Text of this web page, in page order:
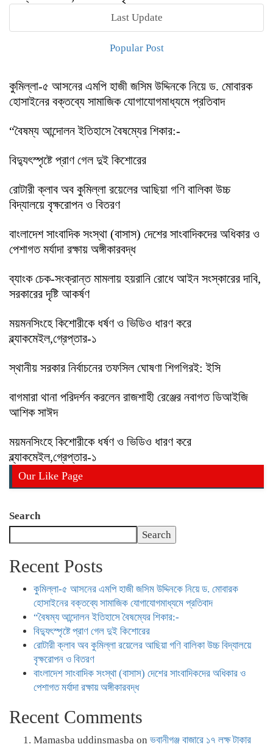
Last Update
Popular Post
কুমিল্লা-৫ আসনের এমপি হাজী জসিম উদ্দিনকে নিয়ে ড. মোবারক
হোসাইনের বক্তব্যে সামাজিক যোগাযোগমাধ্যমে প্রতিবাদ
“বৈষম্য আন্দোলন ইতিহাসে বৈষম্যের শিকার:-
বিদ্যুৎস্পৃষ্টে প্রাণ গেল দুই কিশোরের
রোটারী ক্লাব অব কুমিল্লা রয়েলের আছিয়া গণি বালিকা উচ্চ
বিদ্যালয়ে বৃক্ষরোপন ও বিতরণ
বাংলাদেশ সাংবাদিক সংস্থা (বাসাস) দেশের সাংবাদিকদের অধিকার ও
পেশাগত মর্যাদা রক্ষায় অঙ্গীকারবদ্ধ
ব্যাংক চেক-সংক্রান্ত মামলায় হয়রানি রোধে আইন সংস্কারের দাবি,
সরকারের দৃষ্টি আকর্ষণ
ময়মনসিংহে কিশোরীকে ধর্ষণ ও ভিডিও ধারণ করে
ব্ল্যাকমেইল,গ্রেপ্তার-১
স্থানীয় সরকার নির্বাচনের তফসিল ঘোষণা শিগগিরই: ইসি
বাগমারা থানা পরিদর্শন করলেন রাজশাহী রেঞ্জের নবাগত ডিআইজি
আশিক সাঈদ
ময়মনসিংহে কিশোরীকে ধর্ষণ ও ভিডিও ধারণ করে
ব্ল্যাকমেইল,গ্রেপ্তার-১
Our Like Page
Search
Search
Recent Posts
কুমিল্লা-৫ আসনের এমপি হাজী জসিম উদ্দিনকে নিয়ে ড. মোবারক
হোসাইনের বক্তব্যে সামাজিক যোগাযোগমাধ্যমে প্রতিবাদ
“বৈষম্য আন্দোলন ইতিহাসে বৈষম্যের শিকার:-
বিদ্যুৎস্পৃষ্টে প্রাণ গেল দুই কিশোরের
রোটারী ক্লাব অব কুমিল্লা রয়েলের আছিয়া গণি বালিকা উচ্চ বিদ্যালয়ে
বৃক্ষরোপন ও বিতরণ
বাংলাদেশ সাংবাদিক সংস্থা (বাসাস) দেশের সাংবাদিকদের অধিকার ও
পেশাগত মর্যাদা রক্ষায় অঙ্গীকারবদ্ধ
Recent Comments
Mamasba uddinsmasba on ভবানীগঞ্জ বাজারে ১৭ লক্ষ টাকার